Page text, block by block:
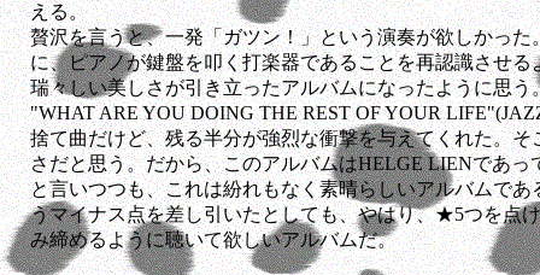
える。
贅沢を言うと、一発「ガツン！」という演奏が欲しかっ
に、ピアノが鍵盤を叩く打楽器であることを再認識させ
瑞々しい美しさが引き立ったアルバムになったように思う
"WHAT ARE YOU DOING THE REST OF YOUR
捨て曲だけど、残る半分が強烈な衝撃を与えてくれた。
さだと思う。だから、このアルバムはHELGE LIENであっ
と言いつつも、これは紛れもなく素晴らしいアルバムで
うマイナス点を差し引いたとしても、やはり、★5つを点
み締めるように聴いて欲しいアルバムだ。